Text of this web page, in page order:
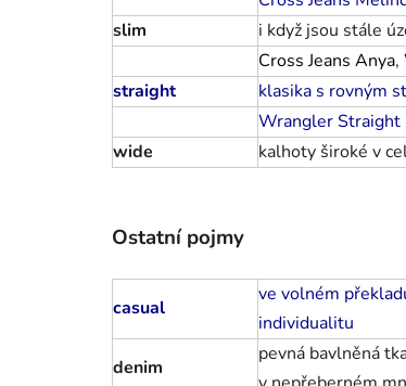
slim
i když jsou stále
Cross Jeans Anya,
straight
klasika s rovným
Wrangler Straight
wide
kalhoty široké v
Ostatní pojmy
casual
ve volném
individualitu
denim
pevná bavlněná